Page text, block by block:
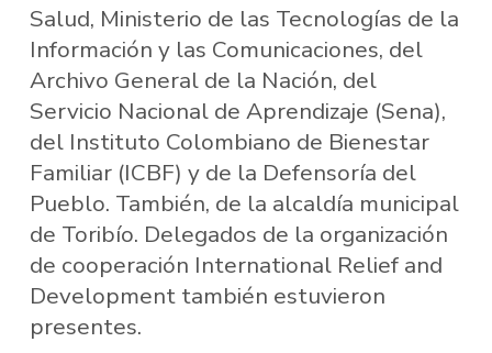
Salud, Ministerio de las Tecnologías de la
Información y las Comunicaciones, del
Archivo General de la Nación, del
Servicio Nacional de Aprendizaje (Sena),
del Instituto Colombiano de Bienestar
Familiar (ICBF) y de la Defensoría del
Pueblo. También, de la alcaldía municipal
de Toribío. Delegados de la organización
de cooperación International Relief and
Development también estuvieron
presentes.